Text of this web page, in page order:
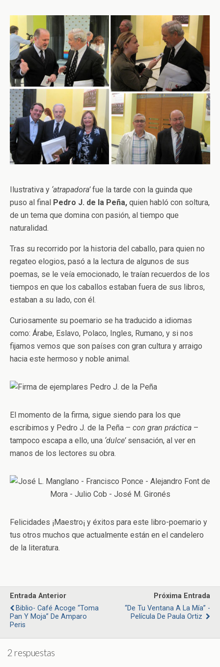
Ilustrativa y ‘atrapadora’fue la tarde con la guinda que
puso al final Pedro J. de la Peña, quien habló con soltura,
de un tema que domina con pasión, al tiempo que
naturalidad.
Tras su recorrido por la historia del caballo, para quien no
regateo elogios, pasó a la lectura de algunos de sus
poemas, se le veía emocionado, le traían recuerdos de los
tiempos en que los caballos estaban fuera de sus libros,
estaban a su lado, con él.
Curiosamente su poemario se ha traducido a idiomas
como: Árabe, Eslavo, Polaco, Ingles, Rumano, y si nos
fijamos vemos que son países con gran cultura y arraigo
hacia este hermoso y noble animal.
El momento de la firma, sigue siendo para los que
escribimos y Pedro J. de la Peña – con gran práctica –
tampoco escapa a ello, una ‘dulce’sensación, al ver en
manos de los lectores su obra.
Felicidades ¡Maestro¡ y éxitos para este libro-poemario y
tus otros muchos que actualmente están en el candelero
de la literatura.
Entrada Anterior
Biblio- Café Acoge “Toma
Pan Y Moja” De Amparo
Peris
Próxima Entrada
“De Tu Ventana A La Mía” -
Película De Paula Ortiz
2 respuestas